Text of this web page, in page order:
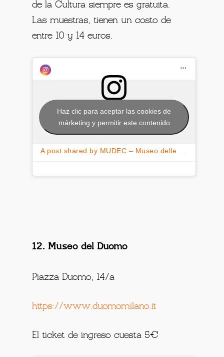
de la Cultura siempre es gratuita.
Las muestras, tienen un costo de
entre 10 y 14 euros.
A post shared by MUDEC – Museo delle culture (@mudec_official)
Haz clic para aceptar las cookies de
márketing y permitir este contenido
12. Museo del Duomo
Piazza Duomo, 14/a
https://www.duomomilano.it
El ticket de ingreso cuesta 5€